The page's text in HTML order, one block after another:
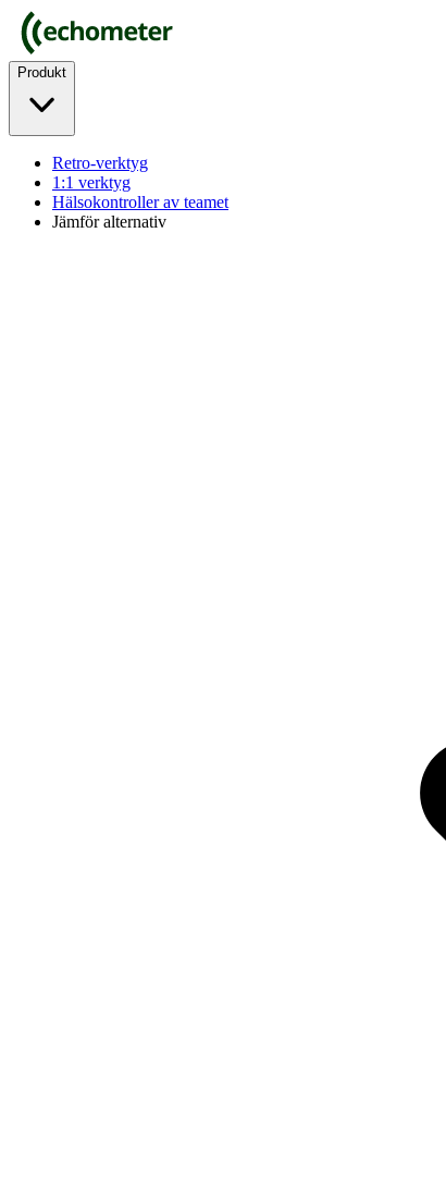
Produkt
Retro-verktyg
1:1 verktyg
Hälsokontroller av teamet
Jämför alternativ